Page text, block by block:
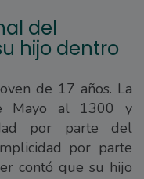
del
hijo dentro
de 17 años. La
Mayo al 1300 y
por parte del
por parte
contó que su hijo